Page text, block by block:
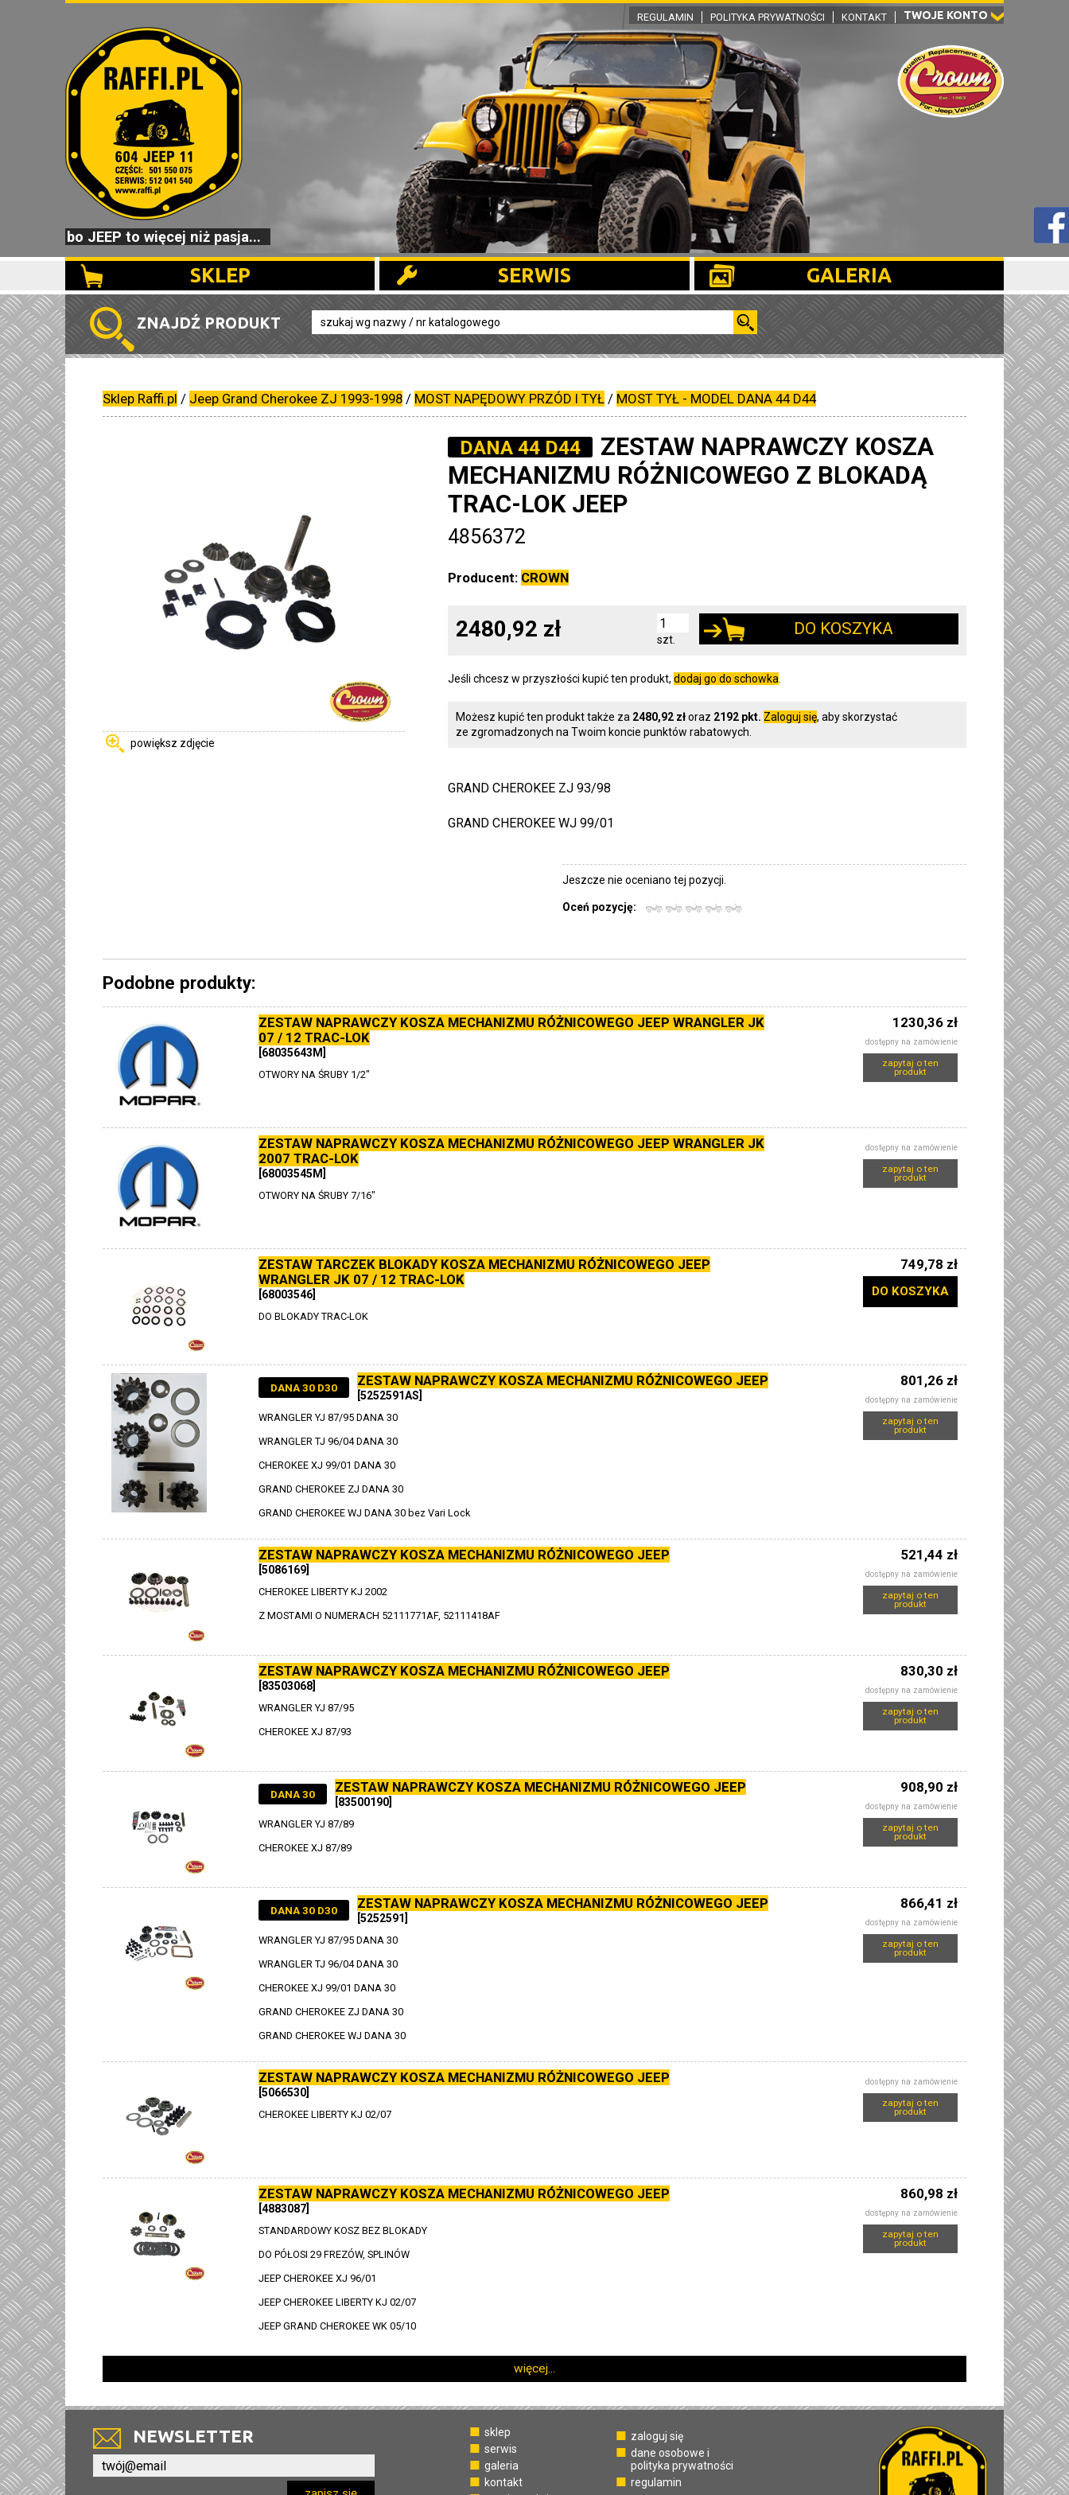
TWOJE KONTO
REGULAMIN POLITYKA PRYWATNOŚCI KONTAKT
bo JEEP to więcej niż pasja...
SKLEP SERWIS GALERIA
ZNAJDŹ PRODUKT
Sklep Raffi.pl / Jeep Grand Cherokee ZJ 1993-1998 / MOST NAPĘDOWY PRZÓD I TYŁ / MOST TYŁ - MODEL DANA 44 D44
powiększ zdjęcie
DANA 44 D44
ZESTAW NAPRAWCZY KOSZA
MECHANIZMU RÓŻNICOWEGO Z BLOKADĄ
TRAC-LOK JEEP
4856372
Producent: CROWN
2480,92 zł szt.
DO KOSZYKA
Jeśli chcesz w przyszłości kupić ten produkt,dodaj go do schowka
Możesz kupić ten produkt także za 2480,92 złoraz 2192 pkt. Zaloguj się, aby skorzystać
ze zgromadzonych na Twoim koncie punktów rabatowych.
GRAND CHEROKEE ZJ 93/98
GRAND CHEROKEE WJ 99/01
Jeszcze nie oceniano tej pozycji.
Oceń pozycję:
Podobne produkty:
ZESTAW NAPRAWCZY KOSZA MECHANIZMU RÓŻNICOWEGO JEEP WRANGLER JK
07 / 12 TRAC-LOK
[68035643M]
OTWORY NA ŚRUBY 1/2"
1230,36 zł
dostępny na zamówienie
zapytaj o ten
produkt
ZESTAW NAPRAWCZY KOSZA MECHANIZMU RÓŻNICOWEGO JEEP WRANGLER JK
2007 TRAC-LOK
[68003545M]
OTWORY NA ŚRUBY 7/16"
dostępny na zamówienie
zapytaj o ten
produkt
ZESTAW TARCZEK BLOKADY KOSZA MECHANIZMU RÓŻNICOWEGO JEEP
WRANGLER JK 07 / 12 TRAC-LOK
[68003546]
DO BLOKADY TRAC-LOK
749,78 zł
DO KOSZYKA
ZESTAW NAPRAWCZY KOSZA MECHANIZMU RÓŻNICOWEGO JEEP
DANA 30 D30
[5252591AS]
WRANGLER YJ 87/95 DANA 30
WRANGLER TJ 96/04 DANA 30
CHEROKEE XJ 99/01 DANA 30
GRAND CHEROKEE ZJ DANA 30
GRAND CHEROKEE WJ DANA 30 bez Vari Lock
801,26 zł
dostępny na zamówienie
zapytaj o ten
produkt
ZESTAW NAPRAWCZY KOSZA MECHANIZMU RÓŻNICOWEGO JEEP
[5086169]
CHEROKEE LIBERTY KJ 2002
Z MOSTAMI O NUMERACH 52111771AF, 52111418AF
521,44 zł
dostępny na zamówienie
zapytaj o ten
produkt
ZESTAW NAPRAWCZY KOSZA MECHANIZMU RÓŻNICOWEGO JEEP
[83503068]
WRANGLER YJ 87/95
CHEROKEE XJ 87/93
830,30 zł
dostępny na zamówienie
zapytaj o ten
produkt
ZESTAW NAPRAWCZY KOSZA MECHANIZMU RÓŻNICOWEGO JEEP
DANA 30
[83500190]
WRANGLER YJ 87/89
CHEROKEE XJ 87/89
908,90 zł
dostępny na zamówienie
zapytaj o ten
produkt
ZESTAW NAPRAWCZY KOSZA MECHANIZMU RÓŻNICOWEGO JEEP
DANA 30 D30
[5252591]
WRANGLER YJ 87/95 DANA 30
WRANGLER TJ 96/04 DANA 30
CHEROKEE XJ 99/01 DANA 30
GRAND CHEROKEE ZJ DANA 30
GRAND CHEROKEE WJ DANA 30
866,41 zł
dostępny na zamówienie
zapytaj o ten
produkt
ZESTAW NAPRAWCZY KOSZA MECHANIZMU RÓŻNICOWEGO JEEP
[5066530]
CHEROKEE LIBERTY KJ 02/07
dostępny na zamówienie
zapytaj o ten
produkt
ZESTAW NAPRAWCZY KOSZA MECHANIZMU RÓŻNICOWEGO JEEP
[4883087]
STANDARDOWY KOSZ BEZ BLOKADY
DO PÓŁOSI 29 FREZÓW, SPLINÓW
JEEP CHEROKEE XJ 96/01
JEEP CHEROKEE LIBERTY KJ 02/07
JEEP GRAND CHEROKEE WK 05/10
860,98 zł
dostępny na zamówienie
zapytaj o ten
produkt
więcej...
NEWSLETTER
sklep
serwis
galeria
kontakt
zaloguj się
dane osobowe i
polityka prywatności
regulamin